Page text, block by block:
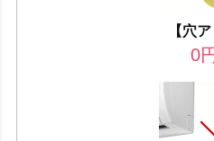
【穴ア
0